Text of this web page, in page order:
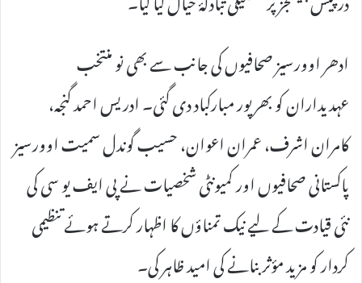
ادھر اوورسیز صحافیوں کی جانب سے بھی نو منتخب
عہدیداران کو بھرپور مبارکباد دی گئی۔ ادریس احمد گنجہ،
کامران اشرف، عمران اعوان، حسیب گوندل سمیت اوورسیز
پاکستانی صحافیوں اور کمیونٹی شخصیات نے پی ایف یو سی کی
نئی قیادت کے لیے نیک تمناؤں کا اظہار کرتے ہوئے تنظیمی
کردار کو مزید مؤثر بنانے کی امید ظاہر کی۔